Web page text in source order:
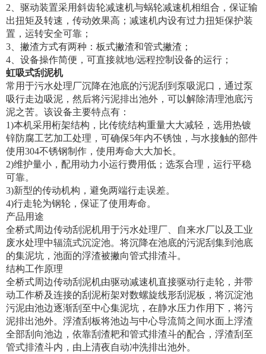
2、驱动装置采用斜齿轮减速机与蜗轮减速机相组合，保证输
出扭矩及转速，传动效果高；减速机内设有过力扭矩保护装
置，运转安全可靠；
3、撇渣方式有两种：板式撇渣和管式撇渣；
4、设备操作简便，可直接就地/远程控制设备的运行；
虹吸式刮泥机
常用于污水处理厂沉降在池底的污泥刮到泵吸泥口，通过泵
吸行走边吸泥，然后将污泥排出池外，可以解除清理池底污
泥之苦。该设备主要特点有：
1)本机采用桁架结构，比传统结构重量大大减轻，选用热镀
锌防腐工艺加工处理，可确保5年内不锈蚀，与水接触的部件
使用304不锈钢制作，使用寿命大大加长。
2)维护量小，配用动力小运行费用低；选泵合理，运行平稳
可靠。
3)新型的传动机构，避免两端行走误差。
4)行走轮为钢轮，保证了使用寿命。
产品用途
全桥式周边传动刮泥机用于污水处理厂、自来水厂以及工业
废水处理中辐流式沉淀池。将沉降在池底的污泥刮集到池底
的集泥坑，池面的浮渣被撇向管式排渣斗。
结构工作原理
全桥式周边传动刮泥机由驱动减速机直接驱动行走轮，并带
动工作桥及连接的刮泥桁架对数螺旋线形刮泥板，将沉淀池
污泥由池边逐渐刮至中心集泥坑，在静水压力作用下，将污
泥排出池外。浮渣刮板将池边与中心导流筒之间水面上浮渣
全部刮向池边，依靠刮渣耙和管式排渣斗的配合，浮渣刮至
管式排渣斗内，由上清夜自动冲洗排出池外。